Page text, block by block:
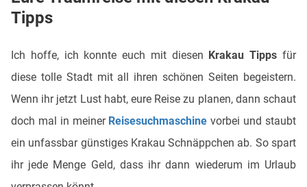
Tipps
Ich hoffe, ich konnte euch mit diesen Krakau Tipps für
diese tolle Stadt mit all ihren schönen Seiten begeistern.
Wenn ihr jetzt Lust habt, eure Reise zu planen, dann schaut
doch mal in meiner Reisesuchmaschine vorbei und staubt
ein unfassbar günstiges Krakau Schnäppchen ab. So spart
ihr jede Menge Geld, dass ihr dann wiederum im Urlaub